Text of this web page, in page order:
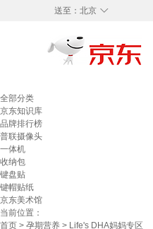
◇
送至： 北京
全部分类
京东知识库
品牌排行榜
普联摄像头
一体机
收纳包
键盘贴
键帽贴纸
京东美术馆
当前位置：
首页 > 孕期营养 > Life's DHA妈妈专区